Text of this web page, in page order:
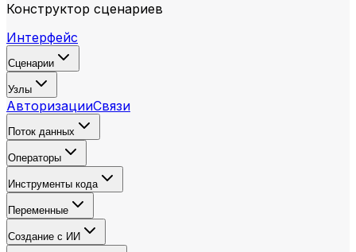
Конструктор сценариев
Интерфейс
Сценарии
Узлы
АвторизацииСвязи
Поток данных
Операторы
Инструменты кода
Переменные
Создание с ИИ